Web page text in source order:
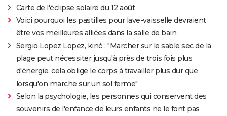
Carte de l'éclipse solaire du 12 août
Voici pourquoi les pastilles pour lave-vaisselle devraient
être vos meilleures alliées dans la salle de bain
Sergio Lopez Lopez, kiné : "Marcher sur le sable sec de la
plage peut nécessiter jusqu'à près de trois fois plus
d'énergie, cela oblige le corps à travailler plus dur que
lorsqu'on marche sur un sol ferme"
Selon la psychologie, les personnes qui conservent des
souvenirs de l'enfance de leurs enfants ne le font pas